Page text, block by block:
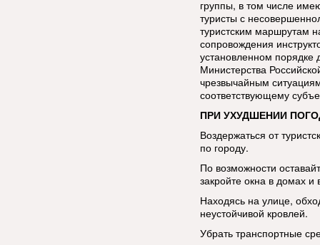
группы, в том числе
туристы с
туристским маршрутам
сопровождения
установленном
Министерства
чрезвычайным
соответствующему
ПРИ УХУДШЕНИИ
Воздержаться от
по городу.
По возможности
закройте окна в домах
Находясь на улице,
неустойчивой кровлей.
Убрать транспортные